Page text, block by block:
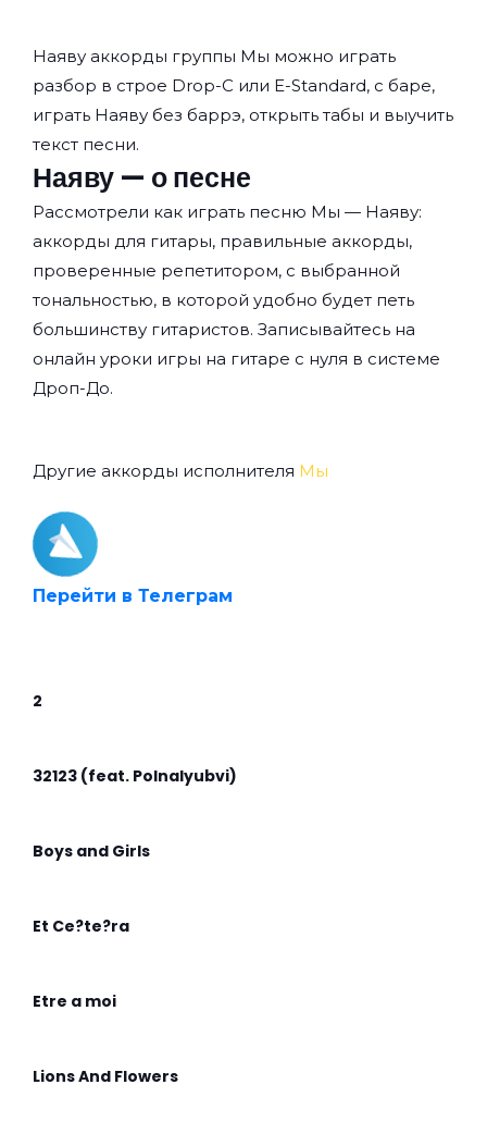
Наяву аккорды группы Мы можно играть
разбор в строе Drop-C или E-Standard, с баре,
играть Наяву без баррэ, открыть табы и выучить
текст песни.
Наяву — о песне
Рассмотрели как играть песню Мы — Наяву:
аккорды для гитары, правильные аккорды,
проверенные репетитором, с выбранной
тональностью, в которой удобно будет петь
большинству гитаристов. Записывайтесь на
онлайн уроки игры на гитаре с нуля в системе
Дроп-До.
Другие аккорды исполнителя Мы
Перейти в Телеграм
2
32123 (feat. Polnalyubvi)
Boys and Girls
Et Ce?te?ra
Etre a moi
Lions And Flowers